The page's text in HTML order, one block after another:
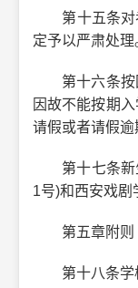
第十五条对考
定予以严肃处理
第十六条按国
因故不能按期
请假或者请假
第十七条新生
1号)和西安戏
第五章附则
第十八条学校